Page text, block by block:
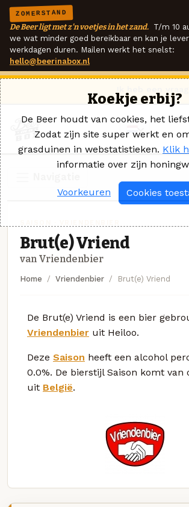
ZOMERSTAND
De Beer ligt met z'n voetjes in het zand. T/m 10
we wat minder goed bereikbaar en kan je
werkdagen duren. Mailen werkt het snelst:
hello@beerinabox.nl
Brut(e) Vriend
van Vriendenbier
Home Vriendenbier Brut(e) Vriend
De Brut(e) Vriend is een bier
Vriendenbier uit Heiloo.
Deze Saison heeft een alcohol
0.0%. De bierstijl Saison komt van
uit België.
Koekje erbij?
De Beer houdt van cookies, het
Zodat zijn site super werkt en
grasduinen in webstatistieken. Klik
informatie over zijn
Voorkeuren Cookies